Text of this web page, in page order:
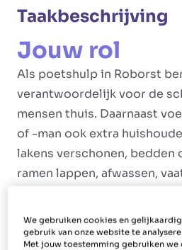
Taakbeschrijving
Jouw rol
Als poetshulp in Roborst
verantwoordelijk voor de
mensen thuis. Daarnaast
of -man ook extra
lakens verschonen, bedden
ramen lappen, afwassen,
Ons aanbod
We gebruiken cookies en
gebruik van onze website te
Met jouw toestemming gebruiken